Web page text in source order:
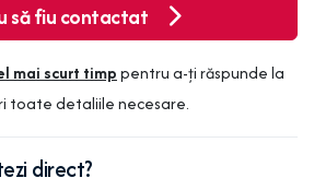
să fiu contactat
mai scurt timppentru a-ți răspunde la
toate detaliile necesare.
direct?